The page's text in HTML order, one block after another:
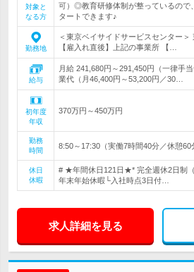
対象と
なる方
可）◎教育研修体制が整っているので
タートできます♪
勤務地
＜東京ベイサイドサービスセンター
【雇入れ直後】上記の事業所 【…
給与
月給 241,680円～291,450円（一律手
業代（月46,400円～53,200円／30…
初年度
年収
370万円～450万円
勤務
時間
8:50～17:30（実働7時間40分／休憩
休日
休暇
# ★年間休日121日★* 完全週休2日制
年末年始休暇└入社時点3日付…
求人詳細を見る